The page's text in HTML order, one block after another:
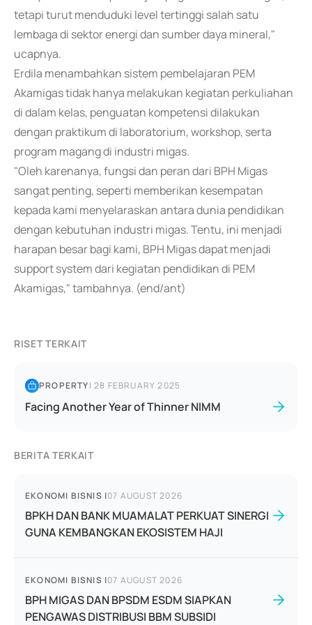
tetapi turut menduduki level tertinggi salah satu
lembaga di sektor energi dan sumber daya mineral,"
ucapnya.
Erdila menambahkan sistem pembelajaran PEM
Akamigas tidak hanya melakukan kegiatan perkuliahan
di dalam kelas, penguatan kompetensi dilakukan
dengan praktikum di laboratorium, workshop, serta
program magang di industri migas.
"Oleh karenanya, fungsi dan peran dari BPH Migas
sangat penting, seperti memberikan kesempatan
kepada kami menyelaraskan antara dunia pendidikan
dengan kebutuhan industri migas. Tentu, ini menjadi
harapan besar bagi kami, BPH Migas dapat menjadi
support system dari kegiatan pendidikan di PEM
Akamigas," tambahnya. (end/ant)
RISET TERKAIT
PROPERTY|28 FEBRUARY 2025
Facing Another Year of Thinner NIMM
BERITA TERKAIT
EKONOMI BISNIS |07 AUGUST 2026
BPKH DAN BANK MUAMALAT PERKUAT SINERGI
GUNA KEMBANGKAN EKOSISTEM HAJI
EKONOMI BISNIS |07 AUGUST 2026
BPH MIGAS DAN BPSDM ESDM SIAPKAN
PENGAWAS DISTRIBUSI BBM SUBSIDI